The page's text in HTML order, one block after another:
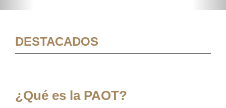
DESTACADOS
¿Qué es la PAOT?